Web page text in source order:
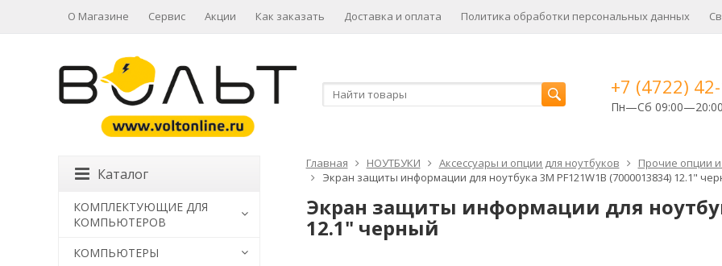
О Магазине Сервис Акции Как заказать Доставка и оплата Политика обработки персональных данных
+7 (4722)
Пн—Сб 09:00—20:00
Главная НОУТБУКИ Аксессуары и опции для ноутбуков
Прочие опции
Экран защиты информации для ноутбука 3M PF121W1B (7000013834) 12.1"
Экран защиты информации для
12.1" черный
Каталог
КОМПЛЕКТУЮЩИЕ ДЛЯ
КОМПЬЮТЕРОВ
КОМПЬЮТЕРЫ